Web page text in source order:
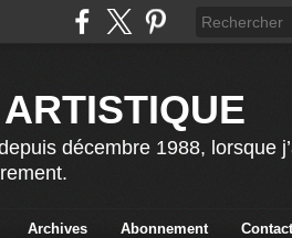
décembre 1988, lorsque
Archives Abonnement Contact